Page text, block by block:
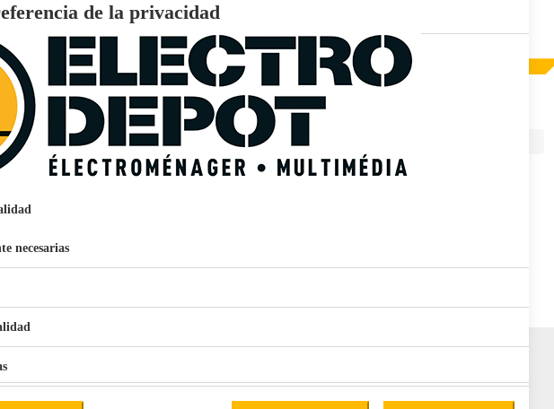
1,1L Limpia Sofás Alfombras Coche SP3
159€ 96
Pago aplazos
EcoTank EPSON ET-2861
de la privacidad
necesarias